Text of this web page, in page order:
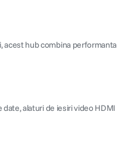
acest hub combina performanta
alaturi de iesiri video HDMI